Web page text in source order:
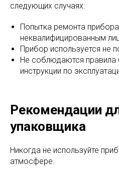
следующих случаях:
Попытка ремонта
неквалифицированным
Прибор используется не
Не соблюдаются правила
инструкции по
Рекомендации
упаковщика
Никогда не используйте
атмосфере.